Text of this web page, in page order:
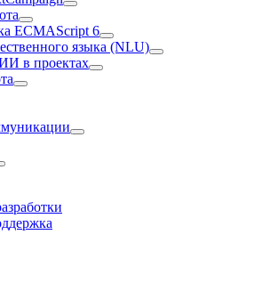
ECMAScript 6
языка (NLU)
в проектах